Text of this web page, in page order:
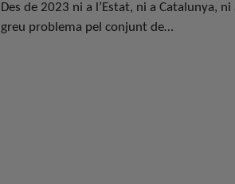
Des de 2023 ni a l’Estat, ni a Catalunya,
greu problema pel conjunt de…